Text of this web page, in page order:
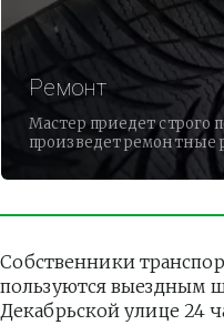
Ремонт
Мастер приедет строго
произведет ремонтные
Собственники
пользуются
Декабрьской улице 24